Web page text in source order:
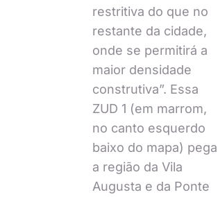
restritiva do que no
restante da cidade,
onde se permitirá a
maior densidade
construtiva”. Essa
ZUD 1 (em marrom,
no canto esquerdo
baixo do mapa) pega
a região da Vila
Augusta e da Ponte